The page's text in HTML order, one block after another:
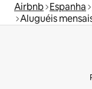
Airbnb Espanha
Aluguéis